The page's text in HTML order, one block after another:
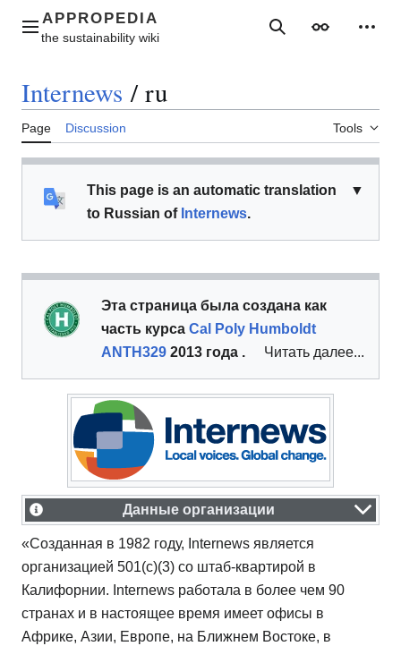
contentMain menu SearchAppearance
Internews / ru
Page Discussion Tools
▼
This page is an automatic translation
to Russian of Internews.
Эта страница была создана как
часть курса Cal Poly Humboldt
ANTH329 2013 года . Читать далее...
Данные организации
«Созданная в 1982 году, Internews является
организацией 501(c)(3) со штаб-квартирой в
Калифорнии. Internews работала в более чем 90
странах и в настоящее время имеет офисы в
Африке, Азии, Европе, на Ближнем Востоке, в